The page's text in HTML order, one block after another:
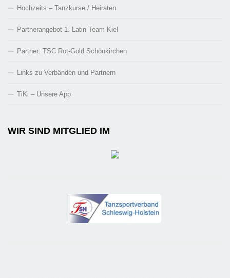
Hochzeits – Tanzkurse / Heiraten
Partnerangebot 1. Latin Team Kiel
Partner: TSC Rot-Gold Schönkirchen
Links zu Verbänden und Partnern
TiKi – Unsere App
WIR SIND MITGLIED IM